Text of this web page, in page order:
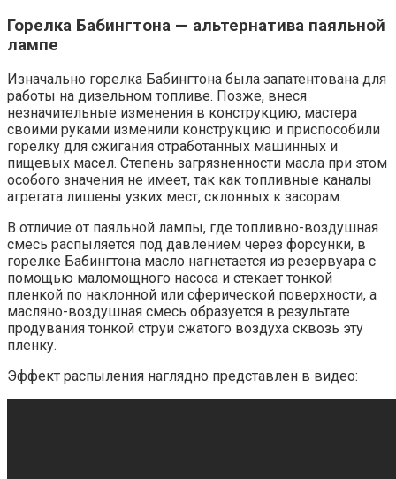
Горелка Бабингтона — альтернатива паяльной
лампе
Изначально горелка Бабингтона была запатентована для
работы на дизельном топливе. Позже, внеся
незначительные изменения в конструкцию, мастера
своими руками изменили конструкцию и приспособили
горелку для сжигания отработанных машинных и
пищевых масел. Степень загрязненности масла при этом
особого значения не имеет, так как топливные каналы
агрегата лишены узких мест, склонных к засорам.
В отличие от паяльной лампы, где топливно-воздушная
смесь распыляется под давлением через форсунки, в
горелке Бабингтона масло нагнетается из резервуара с
помощью маломощного насоса и стекает тонкой
пленкой по наклонной или сферической поверхности, а
масляно-воздушная смесь образуется в результате
продувания тонкой струи сжатого воздуха сквозь эту
пленку.
Эффект распыления наглядно представлен в видео: